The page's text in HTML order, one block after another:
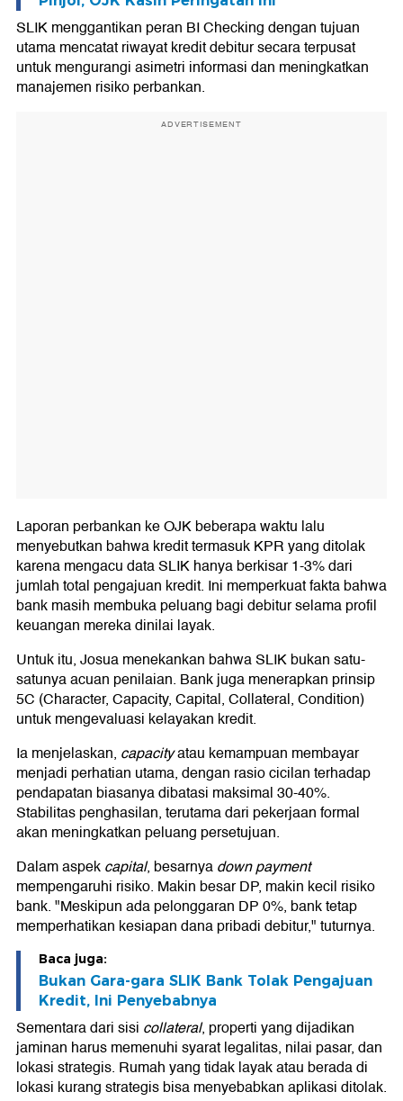
SLIK menggantikan peran BI Checking dengan tujuan
utama mencatat riwayat kredit debitur secara terpusat
untuk mengurangi asimetri informasi dan meningkatkan
manajemen risiko perbankan.
ADVERTISEMENT
Laporan perbankan ke OJK beberapa waktu lalu
menyebutkan bahwa kredit termasuk KPR yang ditolak
karena mengacu data SLIK hanya berkisar 1-3% dari
jumlah total pengajuan kredit. Ini memperkuat fakta bahwa
bank masih membuka peluang bagi debitur selama profil
keuangan mereka dinilai layak.
Untuk itu, Josua menekankan bahwa SLIK bukan satu-
satunya acuan penilaian. Bank juga menerapkan prinsip
5C (Character, Capacity, Capital, Collateral, Condition)
untuk mengevaluasi kelayakan kredit.
Ia menjelaskan, capacityatau kemampuan membayar
menjadi perhatian utama, dengan rasio cicilan terhadap
pendapatan biasanya dibatasi maksimal 30-40%.
Stabilitas penghasilan, terutama dari pekerjaan formal
akan meningkatkan peluang persetujuan.
Dalam aspekcapital, besarnyadown payment
mempengaruhi risiko. Makin besar DP, makin kecil risiko
bank. "Meskipun ada pelonggaran DP 0%, bank tetap
memperhatikan kesiapan dana pribadi debitur," tuturnya.
Baca juga:
Bukan Gara-gara SLIK Bank Tolak Pengajuan
Kredit, Ini Penyebabnya
Sementara dari sisi collateral, properti yang dijadikan
jaminan harus memenuhi syarat legalitas, nilai pasar, dan
lokasi strategis. Rumah yang tidak layak atau berada di
lokasi kurang strategis bisa menyebabkan aplikasi ditolak.